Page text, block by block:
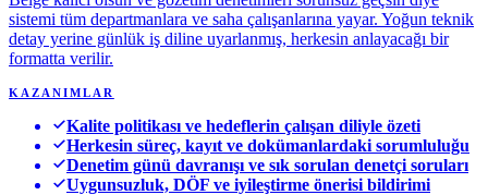
sistemi tüm departmanlara ve saha çalışanlarına yayar. Yoğun teknik
detay yerine günlük iş diline uyarlanmış, herkesin anlayacağı bir
formatta verilir.
KAZANIMLAR
Kalite politikası ve hedeflerin çalışan diliyle özeti
Herkesin süreç, kayıt ve dokümanlardaki sorumluluğu
Denetim günü davranışı ve sık sorulan denetçi soruları
Uygunsuzluk, DÖF ve iyileştirme önerisi bildirimi